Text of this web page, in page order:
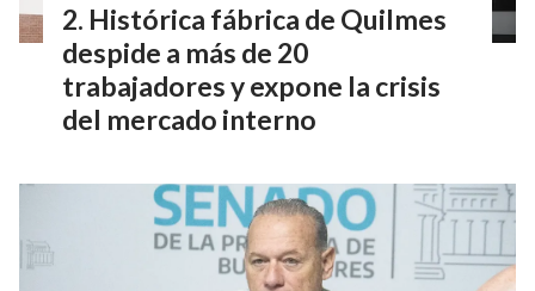
Histórica fábrica de Quilmes
despide a más de 20
trabajadores y expone la crisis
del mercado interno